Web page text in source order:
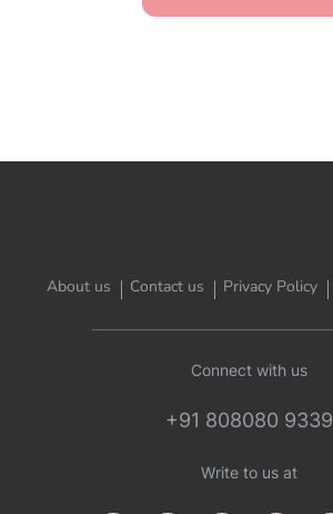
About us Contact us Privacy Policy
Connect with us
+91 808080 9339
Write to us at